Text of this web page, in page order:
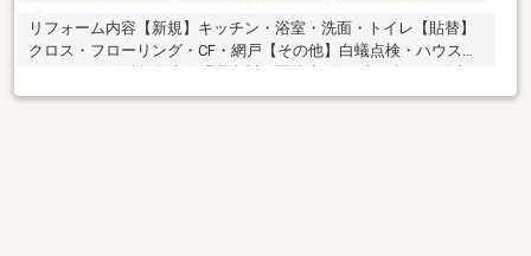
リフォーム内容【新規】キッチン・浴室・洗面・トイレ【貼替】
クロス・フローリング・CF・網戸【その他】白蟻点検・ハウスク
り良好・宝塚第一小学校／宝梅中学校◇他社様が掲載している物